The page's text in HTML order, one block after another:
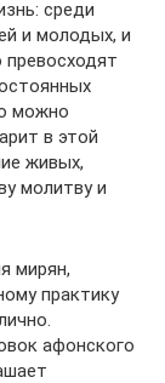
среди
и молодых, и
можно
в этой
живых,
молитву и
мирян,
практику
афонского